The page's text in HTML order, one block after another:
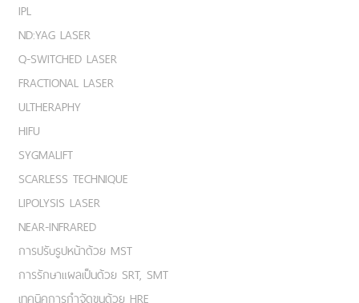
IPL
ND:YAG LASER
Q-SWITCHED LASER
FRACTIONAL LASER
ULTHERAPHY
HIFU
SYGMALIFT
SCARLESS TECHNIQUE
LIPOLYSIS LASER
NEAR-INFRARED
การปรับรูปหน้าด้วย MST
การรักษาแผลเป็นด้วย SRT, SMT
เทคนิคการกำจัดขนด้วย HRE